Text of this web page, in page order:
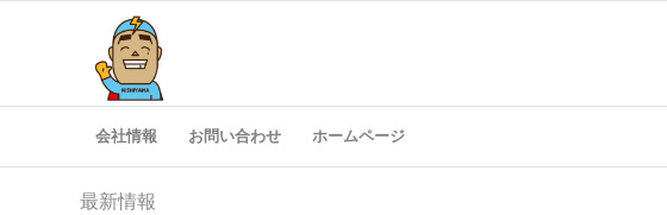
会社情報 お問い合わせ ホームページ
最新情報